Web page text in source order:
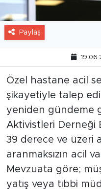
Paylaş
Özel hastane acil
şikayetiyle talep
yeniden gündeme
Aktivistleri Derneği
39 derece ve üzeri
aranmaksızın acil
Mevzuata göre;
yatış veya tıbbi